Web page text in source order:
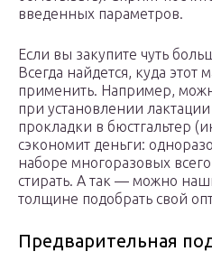
введенных параметров.
Если вы закупите чуть
Всегда найдется, куда этот
применить. Например,
при установлении
прокладки в бюстгальтер
сэкономит деньги:
наборе многоразовых всего
стирать. А так — можно
толщине подобрать свой
Предварительная